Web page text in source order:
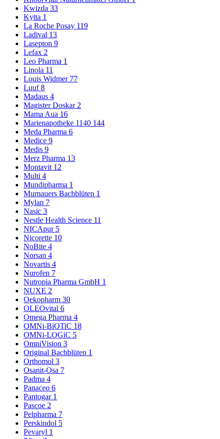
Kwizda 33
Kytta 1
La Roche Posay 119
Ladival 13
Lasepton 9
Lefax 2
Leo Pharma 1
Linola 11
Louis Widmer 77
Luuf8
Madaus 4
Magister Doskar2
Mama Aua 16
Marienapotheke 1140 144
Meda Pharma 6
Medice 9
Medis 9
Merz Pharma 13
Montavit 12
Multi 4
Mundipharma 1
Murnauers Bachblüten 1
Mylan 7
Nasic 3
Nestle Health Science 11
NICApur 5
Nicorette 10
NoBite 4
Norsan 4
Novartis 4
Nurofen 7
Nutropia Pharma GmbH 1
NUXE 2
Oekopharm 30
OLEOvital 6
Omega Pharma 4
OMNi-BiOTiC 18
OMNi-LOGiC 5
OmniVision 3
Original Bachblüten 1
Orthomol 3
Osanit-Osa 7
Padma 4
Panaceo 6
Pantogar 1
Pascoe 2
Pelpharma 7
Perskindol 5
Pevaryl 1